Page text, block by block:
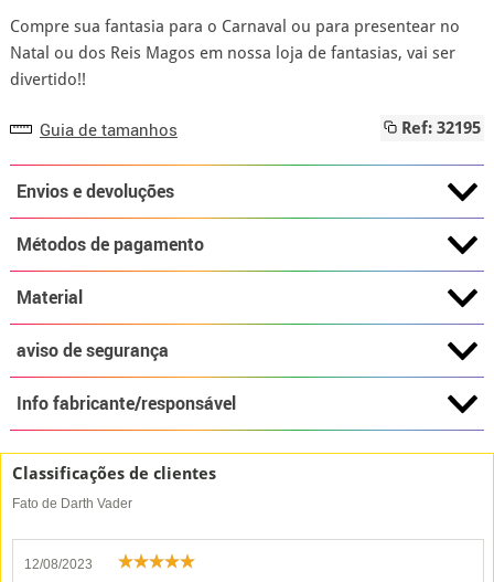
Compre sua fantasia para o Carnaval ou para presentear no
Natal ou dos Reis Magos em nossa loja de fantasias, vai ser
divertido!!
Guia de tamanhos Ref: 32195
Envios e devoluções
Métodos de pagamento
Material
aviso de segurança
Info fabricante/responsável
Classificações de clientes
Fato de Darth Vader
12/08/2023